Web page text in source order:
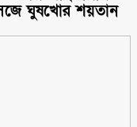
ঘুষখোর শয়তান